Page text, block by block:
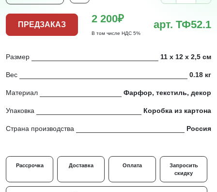
ПРЕДЗАКАЗ 2 200₽
В том числе НДС 5%
арт. ТФ52.1
Размер 11 х 12 х 2,5 см
Вес 0.18 кг
Материал Фарфор, текстиль, декор
Упаковка Коробка из картона
Страна производства Россия
Рассрочка Доставка Оплата
Запросить
скидку